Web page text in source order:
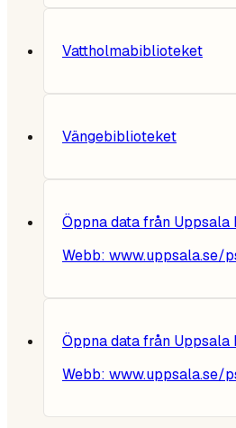
Vattholmabiblioteket
Vängebiblioteket
Öppna data från Uppsala
Webb: www.uppsala.se/
Öppna data från Uppsala
Webb: www.uppsala.se/